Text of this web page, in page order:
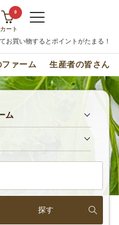
0
カート
お買い物するとポイントがたまる！
ファーム 生産者の皆さん
ム